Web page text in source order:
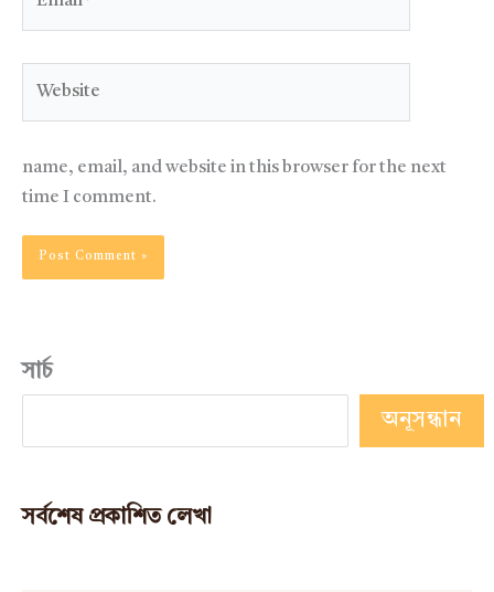
name, email, and website in this browser for the next
time I comment.
সার্চ
অনূসন্ধান
সর্বশেষ প্রকাশিত লেখা